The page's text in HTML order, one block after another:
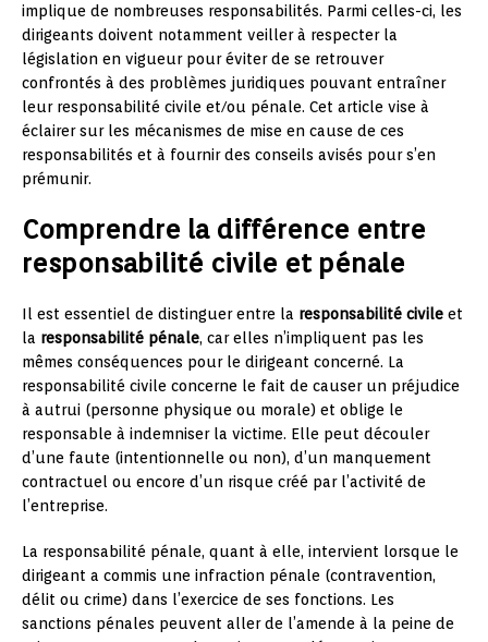
implique de nombreuses responsabilités. Parmi celles-ci, les
dirigeants doivent notamment veiller à respecter la
législation en vigueur pour éviter de se retrouver
confrontés à des problèmes juridiques pouvant entraîner
leur responsabilité civile et/ou pénale. Cet article vise à
éclairer sur les mécanismes de mise en cause de ces
responsabilités et à fournir des conseils avisés pour s’en
prémunir.
Comprendre la différence entre
responsabilité civile et pénale
Il est essentiel de distinguer entre la responsabilité civile et
la responsabilité pénale, car elles n’impliquent pas les
mêmes conséquences pour le dirigeant concerné. La
responsabilité civile concerne le fait de causer un préjudice
à autrui (personne physique ou morale) et oblige le
responsable à indemniser la victime. Elle peut découler
d’une faute (intentionnelle ou non), d’un manquement
contractuel ou encore d’un risque créé par l’activité de
l’entreprise.
La responsabilité pénale, quant à elle, intervient lorsque le
dirigeant a commis une infraction pénale (contravention,
délit ou crime) dans l’exercice de ses fonctions. Les
sanctions pénales peuvent aller de l’amende à la peine de